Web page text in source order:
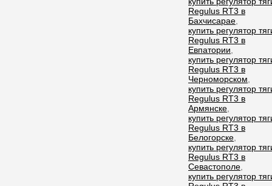
Regulus RT3 в
Бахчисарае
купить регулятор
Regulus RT3 в
Евпатории
купить регулятор
Regulus RT3 в
Черноморском
купить регулятор
Regulus RT3 в
Армянске
купить регулятор
Regulus RT3 в
Белогорске
купить регулятор
Regulus RT3 в
Севастополе
купить регулятор